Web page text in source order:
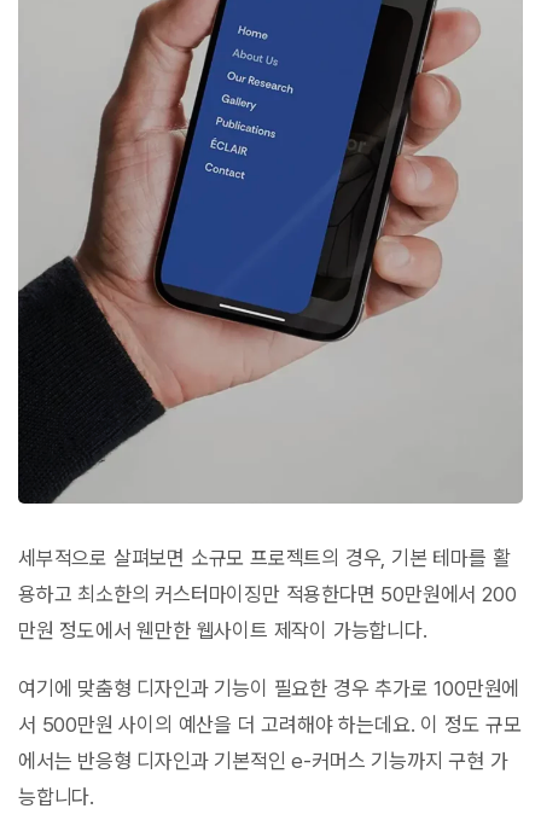
세부적으로 살펴보면 소규모 프로젝트의 경우, 기본 테마를 활
용하고 최소한의 커스터마이징만 적용한다면 50만원에서 200
만원 정도에서 웬만한 웹사이트 제작이 가능합니다.
여기에 맞춤형 디자인과 기능이 필요한 경우 추가로 100만원에
서 500만원 사이의 예산을 더 고려해야 하는데요. 이 정도 규모
에서는 반응형 디자인과 기본적인 e-커머스 기능까지 구현 가
능합니다.